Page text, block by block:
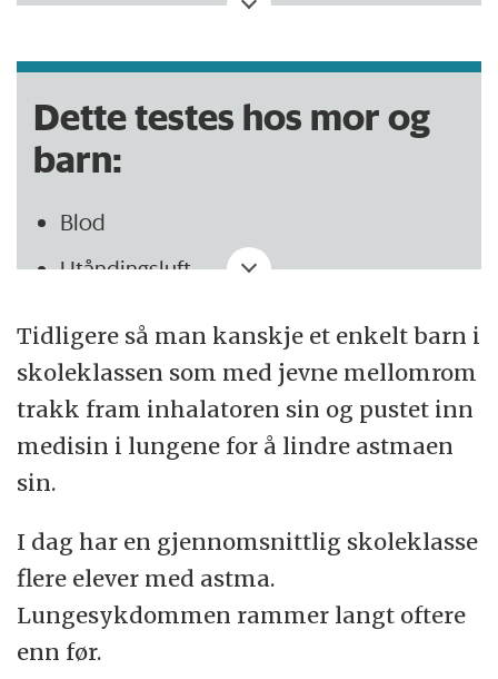
Alder:Astma starter hos småbarn.
Hyppigheten avtar resten av livet. Allergi,
derimot, bryter som regel ut i skolealderen
Deretter slipper den gradvis grepet om en
del av ofrene sine.
Kjønn:
Dobbelt så mange gutter som jenter
utvikler astma. Men fra puberteten skifter
tendensen, slik at det plutselig er flest jenter
som utvikler sykdommen.
Luftforurensing:
luftforurensing spiller en svak rolle for
utviklingen av astma.
Astmadetektivene fra COPSAC har altså en
rekke spor de kan forfølge. De mange
Dette testes hos mor og
barn:
Blod
Utåndingsluft
Avføring (for bakterier)
Urin (for spor etter om kroppen reagerer
mot astma – såkalte
Hårprøver (for å måle nikotinnivået i
barnets omgivelser)
Morsmelk (fordi hormonforstyrrende
stoffer kanskje overføres via morsmelk)
Tidligere så man kanskje et enkelt barn i
skoleklassen som med jevne mellomrom
trakk fram inhalatoren sin og pustet inn
medisin i lungene for å lindre astmaen
sin.
I dag har en gjennomsnittlig skoleklasse
flere elever med astma.
Lungesykdommen rammer langt oftere
enn før.